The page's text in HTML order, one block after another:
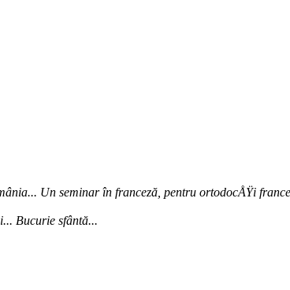
Un seminar în franceză, pentru ortodocÅŸi
Bucurie sfântă...